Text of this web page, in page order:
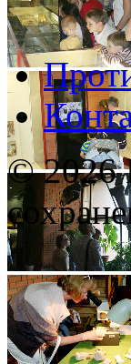
© 2026